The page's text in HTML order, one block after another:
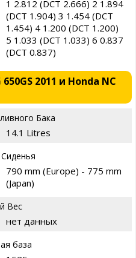
1 2.812 (DCT 2.666) 2 1.894
(DCT 1.904) 3 1.454 (DCT
1.454) 4 1.200 (DCT 1.200)
5 1.033 (DCT 1.033) 6 0.837
(DCT 0.837)
2011 и Honda NC
Бака
14.1 Litres
790 mm (Europe) - 775 mm
(Japan)
Вес
нет данных
база